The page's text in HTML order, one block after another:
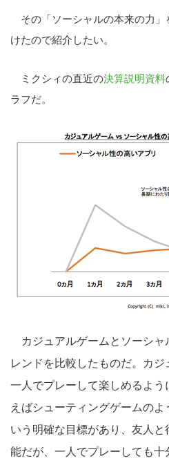
その「ソーシャルの本来の力」
けたので紹介したい。
ミクシィの直近の決算説明資料
ラフだ。
カジュアルゲームとソーシャ
レンドを比較したものだ。カ
一人でプレーして楽しめるよ
えばシューティングゲームの
いう明確な目標があり、友人
能だが、一人でプレーしても